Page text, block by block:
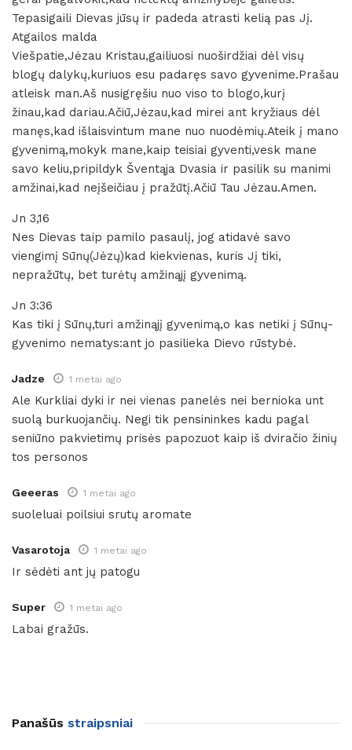
Tepasigaili Dievas jūsų ir padeda atrasti kelią pas Jį.
Atgailos malda
Viešpatie,Jėzau Kristau,gailiuosi nuoširdžiai dėl visų
blogų dalykų,kuriuos esu padaręs savo gyvenime.Prašau
atleisk man.Aš nusigręšiu nuo viso to blogo,kurį
žinau,kad dariau.Ačiū,Jėzau,kad mirei ant kryžiaus dėl
manęs,kad išlaisvintum mane nuo nuodėmių.Ateik į mano
gyvenimą,mokyk mane,kaip teisiai gyventi,vesk mane
savo keliu,pripildyk Šventąja Dvasia ir pasilik su manimi
amžinai,kad neįšeičiau į pražūtį.Ačiū Tau Jėzau.Amen.
Jn 3,16
Nes Dievas taip pamilo pasaulį, jog atidavė savo
viengimį Sūnų(Jėzų)kad kiekvienas, kuris Jį tiki,
nepražūtų, bet turėtų amžinąjį gyvenimą.
Jn 3:36
Kas tiki į Sūnų,turi amžinąjį gyvenimą,o kas netiki į Sūnų-
gyvenimo nematys:ant jo pasilieka Dievo rūstybė.
Jadze 1 metai ago
Ale Kurkliai dyki ir nei vienas panelės nei bernioka unt
suolą burkuojančių. Negi tik pensininkes kadu pagal
seniūno pakvietimų prisės papozuot kaip iš dviračio žinių
tos personos
Geeeras 1 metai ago
suoleluai poilsiui srutų aromate
Vasarotoja 1 metai ago
Ir sėdėti ant jų patogu
Super 1 metai ago
Labai gražūs.
Panašūs straipsniai